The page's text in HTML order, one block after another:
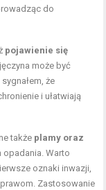
do
pojawienie się
może być
że
i ułatwiają
także plamy oraz
opadania. Warto
oznaki inwazji,
Zastosowanie